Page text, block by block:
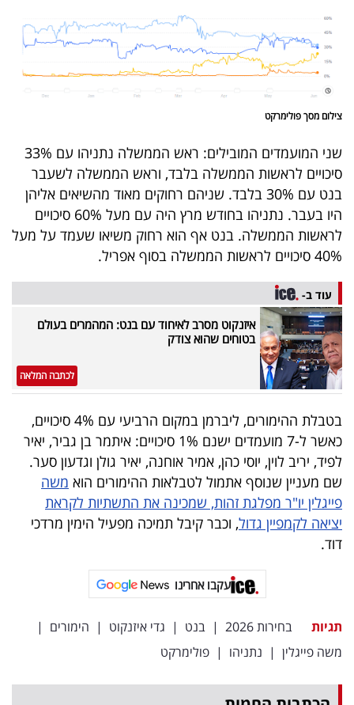
40
שיתופי
פעולה
דרושים
ניוזלטרים
אדום
פרסמו
באייס
עקבו
אחרינו:
צילום מסך פולימרקט
שני המועמדים המובילים: ראש הממשלה נתניהו עם 33%
סיכויים לראשות הממשלה בלבד, וראש הממשלה לשעבר
בנט עם 30% בלבד. שניהם רחוקים מאוד מהשיאים אליהן
היו בעבר. נתניהו בחודש מרץ היה עם מעל 60% סיכויים
לראשות הממשלה. בנט אף הוא רחוק משיאו שעמד על מעל
40% סיכויים לראשות הממשלה בסוף אפריל.
עוד ב-
איזנקוט מסרב לאיחוד עם בנט: המהמרים בעולם
בטוחים שהוא צודק
לכתבה המלאה
בטבלת ההימורים, ליברמן במקום הרביעי עם 4% סיכויים,
כאשר ל-7 מועמדים ישנם 1% סיכויים: איתמר בן גביר, יאיר
לפיד, יריב לוין, יוסי כהן, אמיר אוחנה, יאיר גולן וגדעון סער.
שם מעניין שנוסף אתמול לטבלאות ההימורים הוא משה
פייגלין יו"ר מפלגת זהות, שמכינה את התשתיות לקראת
יציאה לקמפיין גדול, וכבר קיבל תמיכה מפעיל הימין מרדכי
דוד.
עקבו אחרינו
תגיות בחירות 2026 | בנט | גדי איזנקוט | הימורים |
משה פייגלין | נתניהו | פולימרקט